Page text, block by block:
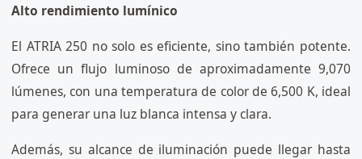
Alto rendimiento lumínico
El ATRIA 250 no solo es eficiente, sino también potente.
Ofrece un flujo luminoso de aproximadamente 9,070
lúmenes, con una temperatura de color de 6,500 K, ideal
para generar una luz blanca intensa y clara.
Además, su alcance de iluminación puede llegar hasta